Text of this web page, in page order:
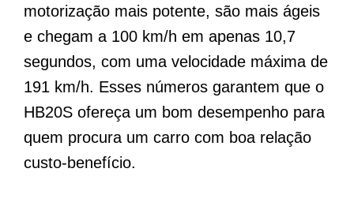
motorização mais potente, são mais ágeis
e chegam a 100 km/h em apenas 10,7
segundos, com uma velocidade máxima de
191 km/h. Esses números garantem que o
HB20S ofereça um bom desempenho para
quem procura um carro com boa relação
custo-benefício.